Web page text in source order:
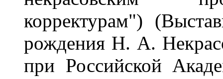
корректурам")
рождения Н. А.
при Российской